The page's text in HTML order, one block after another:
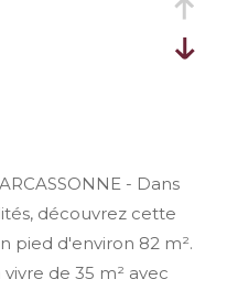
- Dans
découvrez cette
pied d'environ 82 m².
de 35 m² avec